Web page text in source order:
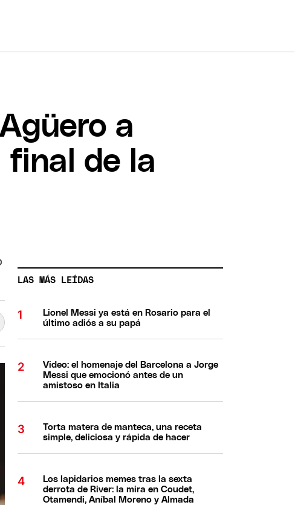
a
final de la
LAS MÁS LEÍDAS
Lionel Messi ya está en Rosario para el
último adiós a su papá
Video: el homenaje del Barcelona a Jorge
Messi que emocionó antes de un
amistoso en Italia
Torta matera de manteca, una receta
simple, deliciosa y rápida de hacer
Los lapidarios memes tras la sexta
derrota de River: la mira en Coudet,
Otamendi, Aníbal Moreno y Almada